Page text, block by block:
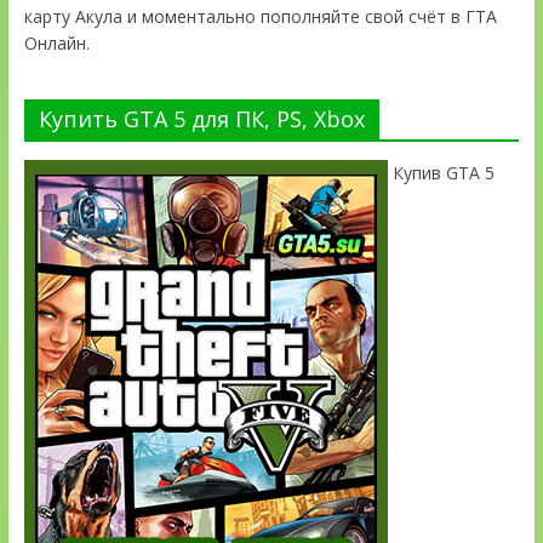
карту Акула и моментально пополняйте свой счёт в ГТА
Онлайн.
Купить GTA 5 для ПК, PS, Xbox
Купив GTA 5